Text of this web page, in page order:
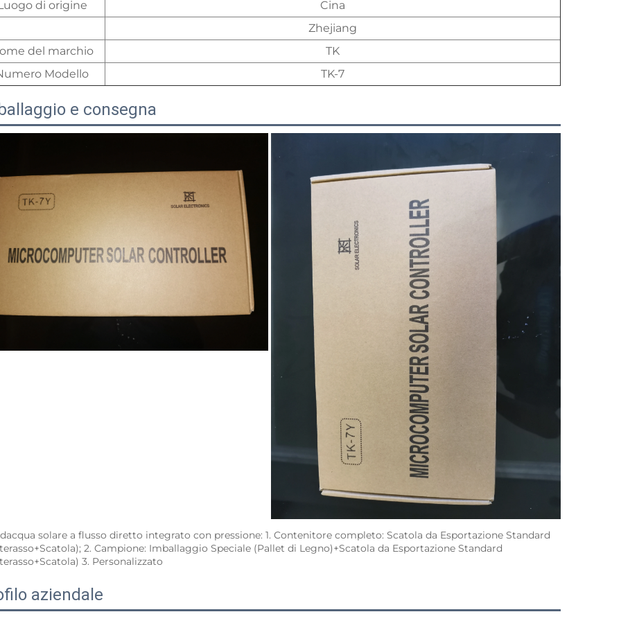
di origine
Cina
Zhejiang
del marchio
TK
Modello
TK-7
e consegna
solare a flusso diretto integrato con pressione: 1. Contenitore completo: Scatola da Esportazione Standard
2. Campione: Imballaggio Speciale (Pallet di Legno)+Scatola da Esportazione Standard
3. Personalizzato
aziendale